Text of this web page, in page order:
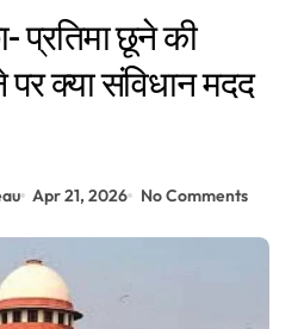
प्रतिमा छूने की
क्या संविधान मदद
Apr 21, 2026 No Comments